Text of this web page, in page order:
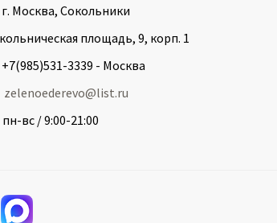
г. Москва, Сокольники
площадь, 9, корп. 1
+7(985)531-3339 - Москва
zelenoederevo@list.ru
пн-вс / 9:00-21:00